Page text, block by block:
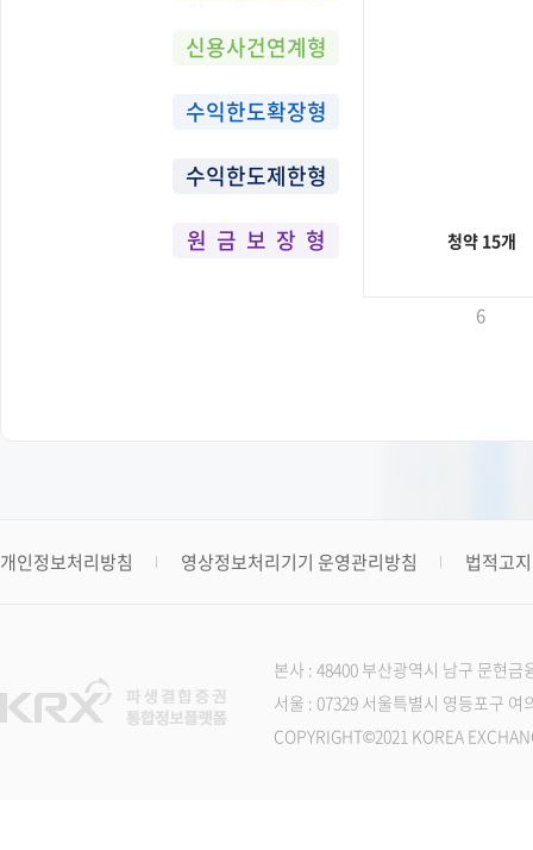
신용사건연계형
수익한도확장형
수익한도제한형
원 금 보 장 형
6
청약 15개
개인정보처리방침 영상정보처리기기 운영관리방침 법적고지
본사 : 48400 부산광역시 남구 문현
서울 : 07329 서울특별시 영등포구
COPYRIGHT©2021 KOREA